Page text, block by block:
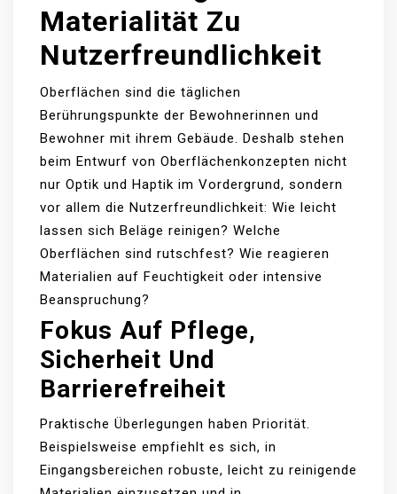
Materialität Zu
Nutzerfreundlichkeit
Oberflächen sind die täglichen
Berührungspunkte der Bewohnerinnen und
Bewohner mit ihrem Gebäude. Deshalb stehen
beim Entwurf von Oberflächenkonzepten nicht
nur Optik und Haptik im Vordergrund, sondern
vor allem die Nutzerfreundlichkeit: Wie leicht
lassen sich Beläge reinigen? Welche
Oberflächen sind rutschfest? Wie reagieren
Materialien auf Feuchtigkeit oder intensive
Beanspruchung?
Fokus Auf Pflege,
Sicherheit Und
Barrierefreiheit
Praktische Überlegungen haben Priorität.
Beispielsweise empfiehlt es sich, in
Eingangsbereichen robuste, leicht zu reinigende